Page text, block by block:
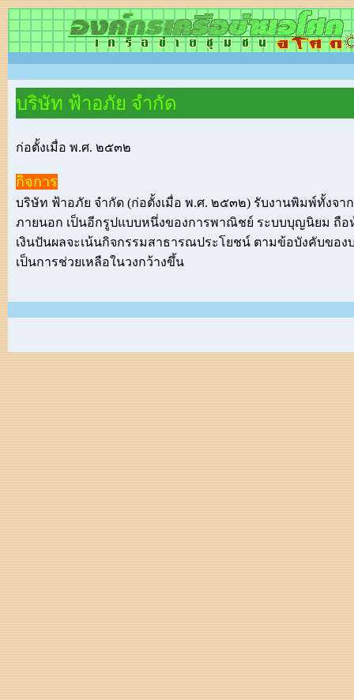
บริษัท ฟ้าอภัย จำกัด
ก่อตั้งเมื่อ พ.ศ. ๒๕๓๒
กิจการ
บริษัท ฟ้าอภัย จำกัด (ก่อตั้งเมื่อ พ.ศ. ๒๕๓๒) รับงานพิมพ์ทั้งจา
ภายนอก เป็นอีกรูปแบบหนึ่งของการพาณิชย์ ระบบบุญนิยม ถื
เงินปันผลจะเน้นกิจกรรมสาธารณประโยชน์ ตามข้อบังคับของ
เป็นการช่วยเหลือในวงกว้างขึ้น